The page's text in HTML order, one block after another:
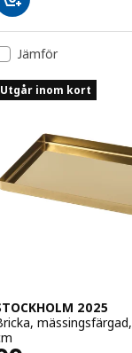
Jämför
Utgår inom kort
2025